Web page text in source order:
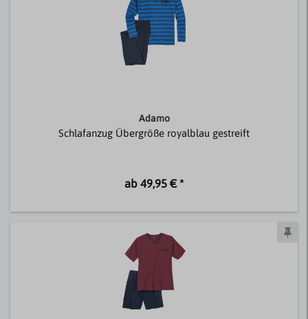
Adamo
Schlafanzug Übergröße royalblau gestreift
ab 49,95 € *